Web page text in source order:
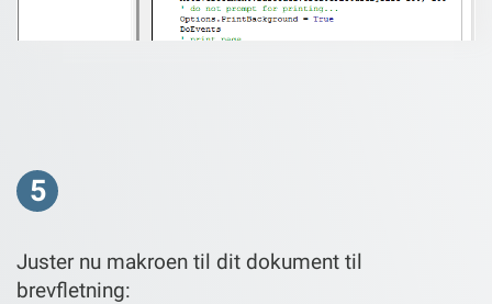
5
Juster nu makroen til dit dokument til
brevfletning: